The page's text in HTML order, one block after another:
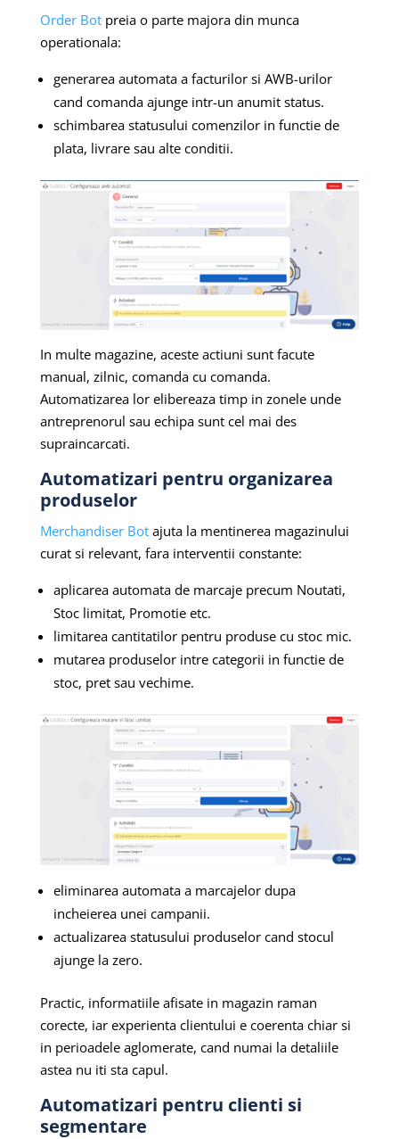
Order Botpreia o parte majora din munca
operationala:
generarea automata a facturilor si AWB-urilor
cand comanda ajunge intr-un anumit status.
schimbarea statusului comenzilor in functie de
plata, livrare sau alte conditii.
In multe magazine, aceste actiuni sunt facute
manual, zilnic, comanda cu comanda.
Automatizarea lor elibereaza timp in zonele unde
antreprenorul sau echipa sunt cel mai des
supraincarcati.
Automatizari pentru organizarea
produselor
Merchandiser Botajuta la mentinerea magazinului
curat si relevant, fara interventii constante:
aplicarea automata de marcaje precum Noutati,
Stoc limitat, Promotie etc.
limitarea cantitatilor pentru produse cu stoc mic.
mutarea produselor intre categorii in functie de
stoc, pret sau vechime.
eliminarea automata a marcajelor dupa
incheierea unei campanii.
actualizarea statusului produselor cand stocul
ajunge la zero.
Practic, informatiile afisate in magazin raman
corecte, iar experienta clientului e coerenta chiar si
in perioadele aglomerate, cand numai la detaliile
astea nu iti sta capul.
Automatizari pentru clienti si
segmentare